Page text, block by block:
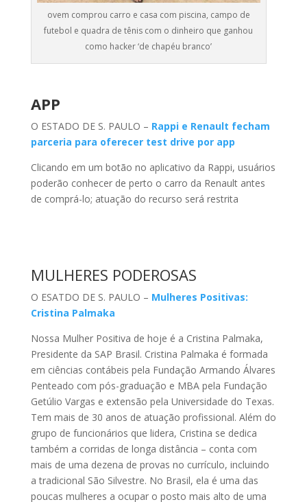
ovem comprou carro e casa com piscina, campo de
futebol e quadra de tênis com o dinheiro que ganhou
como hacker ‘de chapéu branco’
APP
O ESTADO DE S. PAULO – Rappi e Renault fecham
parceria para oferecer test drive por app
Clicando em um botão no aplicativo da Rappi, usuários
poderão conhecer de perto o carro da Renault antes
de comprá-lo; atuação do recurso será restrita
MULHERES PODEROSAS
O ESATDO DE S. PAULO – Mulheres Positivas:
Cristina Palmaka
Nossa Mulher Positiva de hoje é a Cristina Palmaka,
Presidente da SAP Brasil. Cristina Palmaka é formada
em ciências contábeis pela Fundação Armando Álvares
Penteado com pós-graduação e MBA pela Fundação
Getúlio Vargas e extensão pela Universidade do Texas.
Tem mais de 30 anos de atuação profissional. Além do
grupo de funcionários que lidera, Cristina se dedica
também a corridas de longa distância – conta com
mais de uma dezena de provas no currículo, incluindo
a tradicional São Silvestre. No Brasil, ela é uma das
poucas mulheres a ocupar o posto mais alto de uma